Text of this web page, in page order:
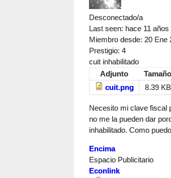
Desconectado/a
Last seen: hace 11
Miembro desde: 20 Ene
Prestigio: 4
cuit inhabilitado
Adjunto
Tamaño
cuit.png
8.39 KB
Necesito mi clave fiscal
no me la pueden dar
inhabilitado. Como
Encima
Espacio Publicitario
Econlink